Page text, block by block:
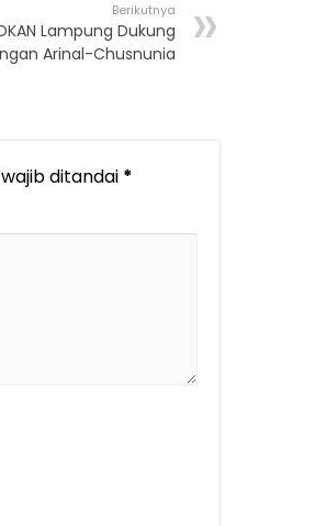
Berikutnya
Lampung Dukung
Arinal-Chusnunia
ditandai *